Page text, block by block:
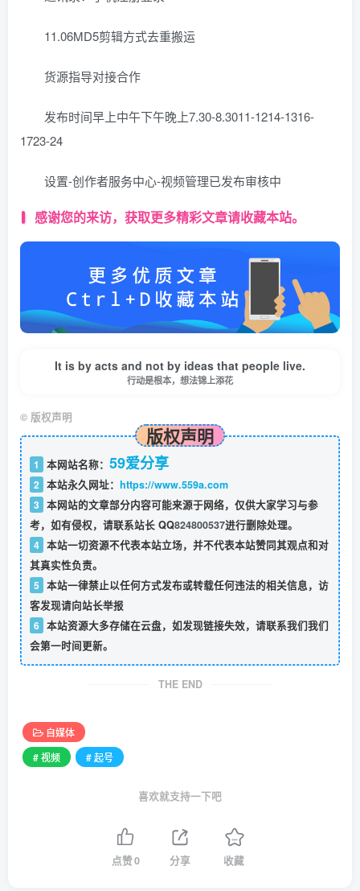
11.06MD5剪辑方式去重搬运
货源指导对接合作
发布时间早上中午下午晚上7.30-8.3011-1214-1316-
1723-24
设置-创作者服务中心-视频管理已发布审核中
感谢您的来访，获取更多精彩文章请收藏本站。
It is by acts and not by ideas that people live.
行动是根本，想法锦上添花
© 版权声明
版权声明
1 本网站名称： 59爱分享
2 本站永久网址： https://www.559a.com
3 本网站的文章部分内容可能来源于网络，仅供大家学习与参
考，如有侵权，请联系站长 QQ824800537进行删除处理。
4 本站一切资源不代表本站立场，并不代表本站赞同其观点和对
其真实性负责。
5 本站一律禁止以任何方式发布或转载任何违法的相关信息，访
客发现请向站长举报
6 本站资源大多存储在云盘，如发现链接失效，请联系我们我们
会第一时间更新。
THE END
自媒体
# 视频
# 起号
喜欢就支持一下吧
点赞0 分享 收藏